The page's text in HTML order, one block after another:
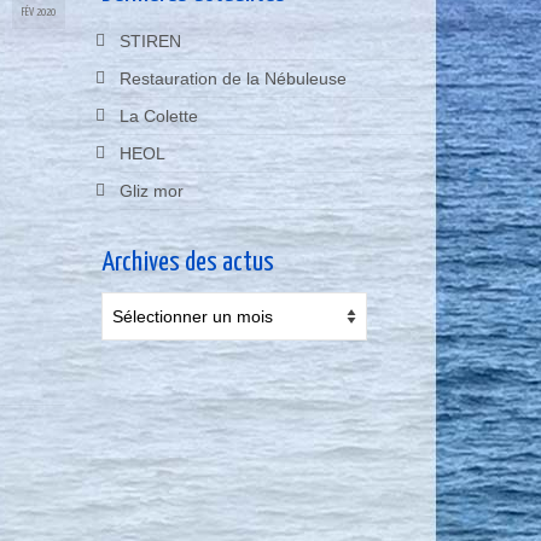
FÉV 2020
STIREN
Restauration de la Nébuleuse
La Colette
HEOL
Gliz mor
Archives des actus
des
actus